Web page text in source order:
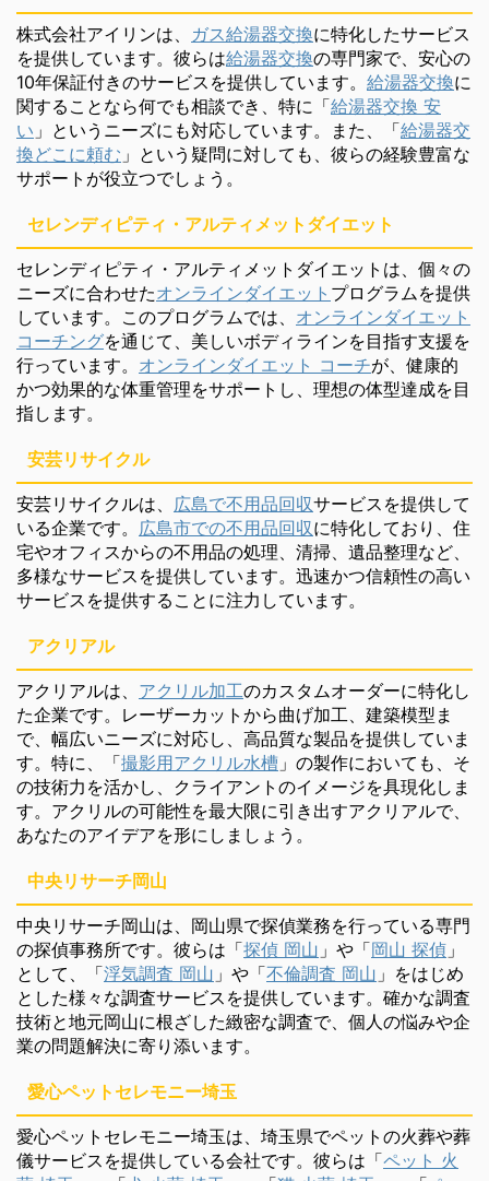
株式会社アイリンは、 ガス給湯器交換に特化したサービス
を提供しています。彼らは給湯器交換の専門家で、安心の
10年保証付きのサービスを提供しています。 給湯器交換に
関することなら何でも相談でき、特に「給湯器交換 安
い 」というニーズにも対応しています。また、「給湯器交
換どこに頼む 」という疑問に対しても、彼らの経験豊富な
サポートが役立つでしょう。
セレンディピティ・アルティメットダイエット
セレンディピティ・アルティメットダイエットは、個々の
ニーズに合わせたオンラインダイエット プログラムを提供
しています。このプログラムでは、 オンラインダイエット
コーチングを通じて、美しいボディラインを目指す支援を
行っています。 オンラインダイエット コーチが、健康的
かつ効果的な体重管理をサポートし、理想の体型達成を目
指します。
安芸リサイクル
安芸リサイクルは、 広島で不用品回収サービスを提供して
いる企業です。 広島市での不用品回収に特化しており、住
宅やオフィスからの不用品の処理、清掃、遺品整理など、
多様なサービスを提供しています。迅速かつ信頼性の高い
サービスを提供することに注力しています。
アクリアル
アクリアルは、 アクリル加工のカスタムオーダーに特化し
た企業です。レーザーカットから曲げ加工、建築模型ま
で、幅広いニーズに対応し、高品質な製品を提供していま
す。特に、「撮影用アクリル水槽 」の製作においても、そ
の技術力を活かし、クライアントのイメージを具現化しま
す。アクリルの可能性を最大限に引き出すアクリアルで、
あなたのアイデアを形にしましょう。
中央リサーチ岡山
中央リサーチ岡山は、岡山県で探偵業務を行っている専門
の探偵事務所です。彼らは「探偵 岡山 」や「岡山 探偵 」
として、「浮気調査 岡山 」や「不倫調査 岡山 」をはじめ
とした様々な調査サービスを提供しています。確かな調査
技術と地元岡山に根ざした緻密な調査で、個人の悩みや企
業の問題解決に寄り添います。
愛心ペットセレモニー埼玉
愛心ペットセレモニー埼玉は、埼玉県でペットの火葬や葬
儀サービスを提供している会社です。彼らは「ペット 火